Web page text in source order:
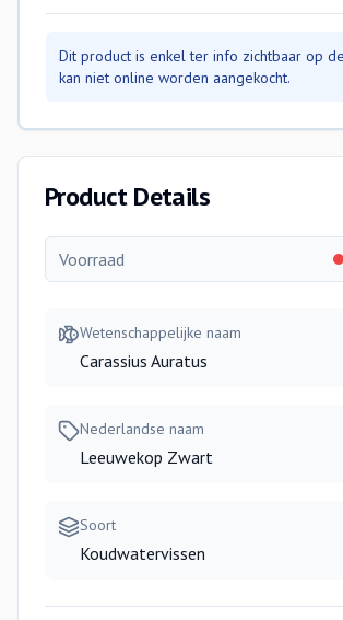
Dit product is enkel ter info zichtbaar op
kan niet online worden aangekocht.
Product Details
Voorraad
Wetenschappelijke naam
Carassius Auratus
Nederlandse naam
Leeuwekop Zwart
Soort
Koudwatervissen